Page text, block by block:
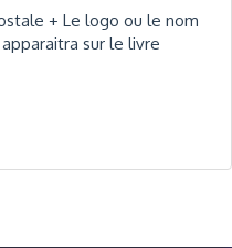
+ Le logo ou le nom
sur le livre